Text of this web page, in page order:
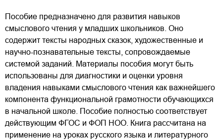
Пособие предназначено для развития навыков
смыслового чтения у младших школьников. Оно
содержит тексты народных сказок, художественные и
научно-познавательные тексты, сопровождаемые
системой заданий. Материалы пособия могут быть
использованы для диагностики и оценки уровня
владения навыками смыслового чтения как важнейшего
компонента функциональной грамотности обучающихся
в начальной школе. Пособие полностью соответствует
действующим ФГОС и ФОП НОО. Книга рассчитана на
применение на уроках русского языка и литературного